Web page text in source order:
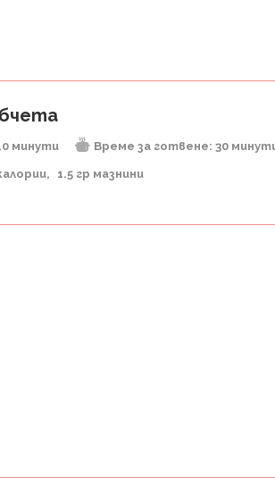
минути Време за готвене: 30
1.5 гр мазнини